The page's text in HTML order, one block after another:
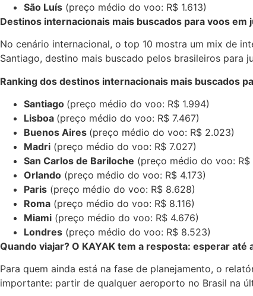
São Luís (preço médio do voo: R$ 1.613)
Destinos internacionais mais buscados para voos em
No cenário internacional, o top 10 mostra um mix de
Santiago, destino mais buscado pelos brasileiros para
Ranking dos destinos internacionais mais buscados
Santiago (preço médio do voo: R$ 1.994)
Lisboa (preço médio do voo: R$ 7.467)
Buenos Aires (preço médio do voo: R$ 2.023)
Madri (preço médio do voo: R$ 7.027)
San Carlos de Bariloche (preço médio do voo: R$
Orlando (preço médio do voo: R$ 4.173)
Paris (preço médio do voo: R$ 8.628)
Roma (preço médio do voo: R$ 8.116)
Miami (preço médio do voo: R$ 4.676)
Londres (preço médio do voo: R$ 8.523)
Quando viajar? O KAYAK tem a resposta: esperar
Para quem ainda está na fase de planejamento, o
importante: partir de qualquer aeroporto no Brasil na